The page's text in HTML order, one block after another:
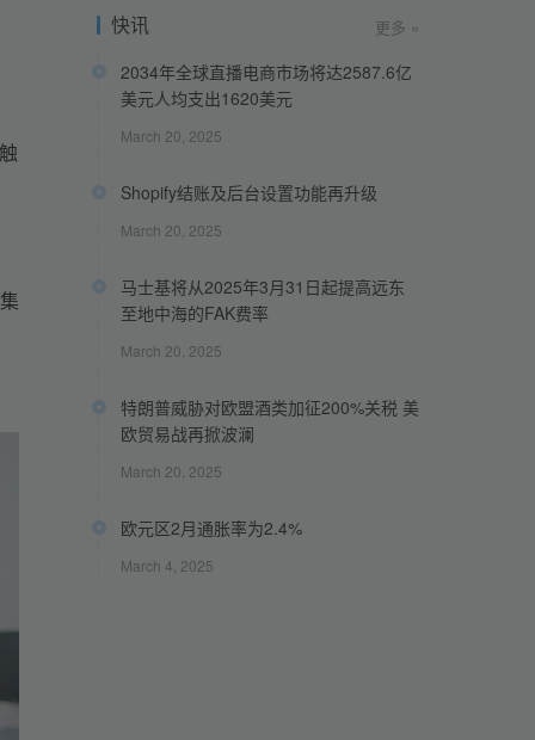
快讯 更多 »
2034年全球直播电商市场将达2587.6亿
美元人均支出1620美元
March 20, 2025
Shopify结账及后台设置功能再升级
March 20, 2025
马士基将从2025年3月31日起提高远东
至地中海的FAK费率
March 20, 2025
特朗普威胁对欧盟酒类加征200%关税 美
欧贸易战再掀波澜
March 20, 2025
欧元区2月通胀率为2.4%
March 4, 2025